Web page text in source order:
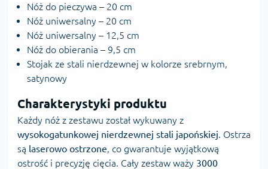
Nóż do pieczywa – 20 cm
Nóż uniwersalny – 20 cm
Nóż uniwersalny – 12,5 cm
Nóż do obierania – 9,5 cm
Stojak ze stali nierdzewnej w kolorze srebrnym,
satynowy
Charakterystyki produktu
Każdy nóż z zestawu został wykuwany z
wysokogatunkowej nierdzewnej stali japońskiej. Ostrza
są laserowo ostrzone, co gwarantuje wyjątkową
ostrość i precyzję cięcia. Cały zestaw waży 3000